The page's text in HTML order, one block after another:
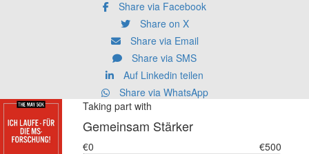
Share via Facebook
Share on X
Share via Email
Share via SMS
Auf Linkedin teilen
Share via WhatsApp
Taking part with
Gemeinsam Stärker
€0 €500